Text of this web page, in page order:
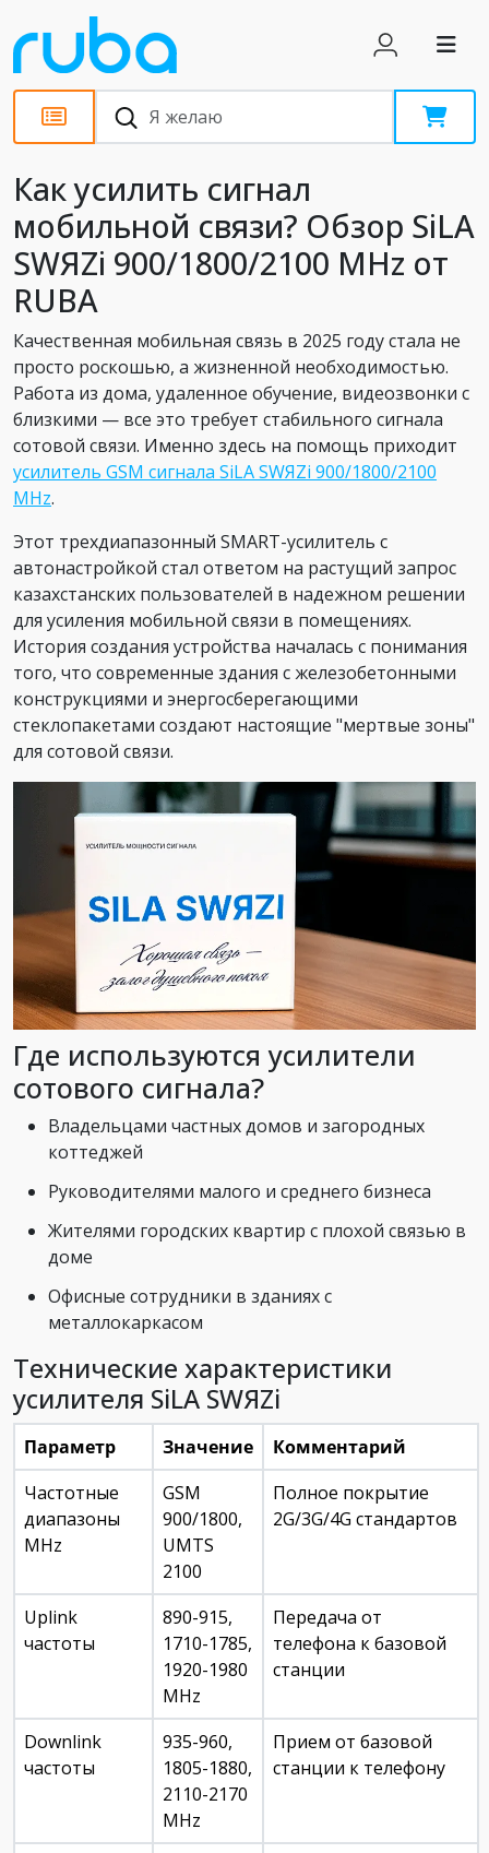
Обзоры
Как усилить сигнал
мобильной связи? Обзор SiLA
SWЯZi 900/1800/2100 MHz от
RUBA
Качественная мобильная связь в 2025 году стала не
просто роскошью, а жизненной необходимостью.
Работа из дома, удаленное обучение, видеозвонки с
близкими — все это требует стабильного сигнала
сотовой связи. Именно здесь на помощь приходит
усилитель GSM сигнала SiLA SWЯZi 900/1800/2100
MHz.
Этот трехдиапазонный SMART-усилитель с
автонастройкой стал ответом на растущий запрос
казахстанских пользователей в надежном решении
для усиления мобильной связи в помещениях.
История создания устройства началась с понимания
того, что современные здания с железобетонными
конструкциями и энергосберегающими
стеклопакетами создают настоящие "мертвые зоны"
для сотовой связи.
Где используются усилители
сотового сигнала?
Владельцами частных домов и загородных
коттеджей
Руководителями малого и среднего бизнеса
Жителями городских квартир с плохой связью в
доме
Офисные сотрудники в зданиях с
металлокаркасом
Технические характеристики
усилителя SiLA SWЯZi
Параметр Значение
Комментарий
Частотные
диапазоны
MHz
GSM
900/1800,
UMTS
2100
Полное покрытие
2G/3G/4G стандартов
Uplink
частоты
890-915,
1710-1785,
1920-1980
MHz
Передача от
телефона к базовой
станции
Downlink
частоты
935-960,
1805-1880,
2110-2170
MHz
Прием от базовой
станции к телефону